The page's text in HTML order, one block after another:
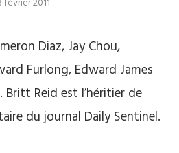
Diaz, Jay Chou,
Furlong, Edward James
Britt Reid est l’héritier de
du journal Daily Sentinel.